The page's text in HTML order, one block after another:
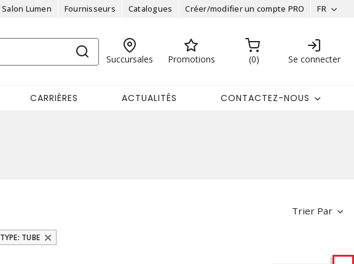
Salon Lumen Fournisseurs Catalogues Créer/modifier un compte PRO FR
Succursales Promotions 0 Se connecter
CARRIÈRES ACTUALITÉS CONTACTEZ-NOUS
Trier Par
TYPE: TUBE